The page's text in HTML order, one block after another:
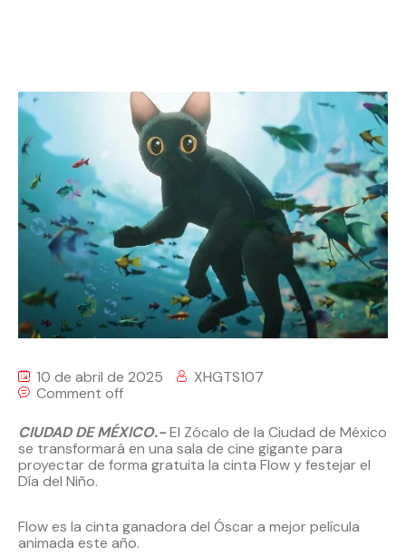
10 de abril de 2025
XHGTS107
Comment off
CIUDAD DE MÉXICO.-El Zócalo de la Ciudad de México
se transformará en una sala de cine gigante para
proyectar de forma gratuita la cinta Flow y festejar el
Día del Niño.
Flow es la cinta ganadora del Óscar a mejor película
animada este año.